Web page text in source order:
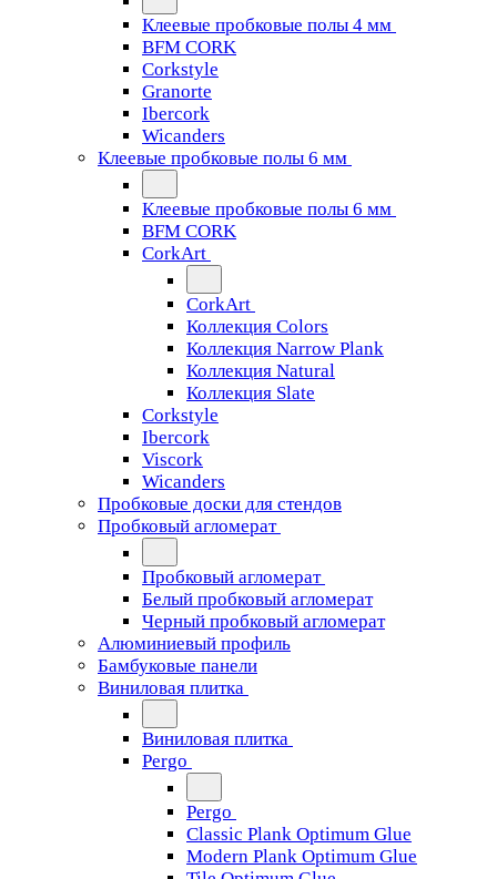
Клеевые пробковые полы 4 мм
BFM CORK
Corkstyle
Granorte
Ibercork
Wicanders
Клеевые пробковые полы 6 мм
Клеевые пробковые полы 6 мм
BFM CORK
CorkArt
CorkArt
Коллекция Colors
Коллекция Narrow Plank
Коллекция Natural
Коллекция Slate
Corkstyle
Ibercork
Viscork
Wicanders
Пробковые доски для стендов
Пробковый агломерат
Пробковый агломерат
Белый пробковый агломерат
Черный пробковый агломерат
Алюминиевый профиль
Бамбуковые панели
Виниловая плитка
Виниловая плитка
Pergo
Pergo
Classic Plank Optimum Glue
Modern Plank Optimum Glue